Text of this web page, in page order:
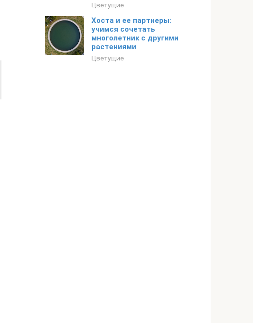
Цветущие
Хоста и ее партнеры:
учимся сочетать
многолетник с другими
растениями
Цветущие